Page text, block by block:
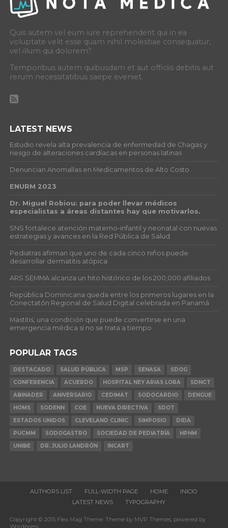
Quis autem vel eum iure reprehenderit qui in ea
voluptate velit esse quam nihil molestiae consequatur,
vel illum qui dolorem?
Temporibus autem quibusdam et aut officiis debitis aut
rerum necessitatibus saepe eveniet.
LATEST NEWS
Estudio revela alta prevalencia de enfermedad de Chagas y
riesgo de alteraciones cardíacas en personas latinas
Denuncian Anomalías en Medicamentos de Alto Costo
ENURM 2023
Dr. Miguel Robiou: para poder llevar médicos
especialistas a áreas distantes hay que motivarlos.
SNS fortalece atención materno-infantil y neonatal con nuevas
estrategias y avances en la Red Pública de Salud
Pediatras afirman que uno de cada cinco niños puede
desarrollar dermatitis atópica
ARS SEMMA alcanza un hito histórico de los 200,000 afiliados
República Dominicana queda entre los primeros lugares en la
Conectatón Regional de Salud Digital celebrada en Panamá
Mastitis, una condición que puede convertirse en una
emergencia médica si no se trata a tiempo
POPULAR TAGS
DESTACADO SALUD PÚBLICA MSP SENASA
SDOG
CONFERENCIA
ACUERDO HOSPITAL NEY ARIAS LORA
SDNCT
ABINADER
ANIVERSARIO CEDIMAT SODOCARDIO
DENGUE
HOMS
SODENN COE NUEVA DIRECTIVA
SDOT
ESTADOS UNIDOS
CLEVELAND CLINIC SIMPOSIO
DIDA
PUCMM
SODOGASTRO SOCIEDAD DE PEDIATRÍA
HPHM
UNIBE
DR. JULIO LANDRÓN INCART
AUTHORS LIST FULL-WIDTH PAGE HOME
INICIO
LATEST NEWS
TYPOGRAPHY
Copyright © 2015 Flex Mag Theme. Theme by MVP Themes, powered by
Wordpress.